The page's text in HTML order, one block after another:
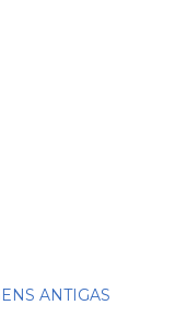
ANTIGAS